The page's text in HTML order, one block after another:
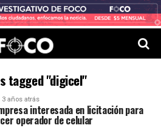
tagged "digicel"
3 años atrás
interesada en licitación para
operador de celular